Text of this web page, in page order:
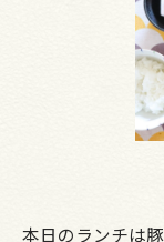
本日のランチは